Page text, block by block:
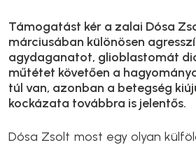
Támogatást kér a zalai Dósa
márciusában különösen
agydaganatot, glioblastomát
műtétet követően a
túl van, azonban a betegség
kockázata továbbra is jelentős.
Dósa Zsolt most egy olyan